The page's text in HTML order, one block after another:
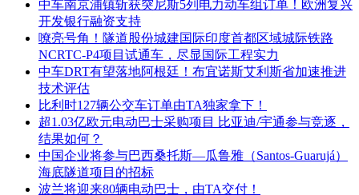
中车南京浦镇斩获突尼斯5列电力动车组订单！欧洲复兴
开发银行融资支持
嘹亮号角！隧道股份城建国际印度首都区域城际铁路
NCRTC-P4项目试通车，尽显国际工程实力
中车DRT有望落地阿根廷！布宜诺斯艾利斯省加速推进
技术评估
比利时127辆公交车订单由TA独家拿下！
超1.03亿欧元电动巴士采购项目 比亚迪/宇通参与竞逐，
结果如何？
中国企业将参与巴西桑托斯—瓜鲁雅（Santos-Guarujá）
海底隧道项目的招标
波兰将迎来80辆电动巴士，由TA交付！